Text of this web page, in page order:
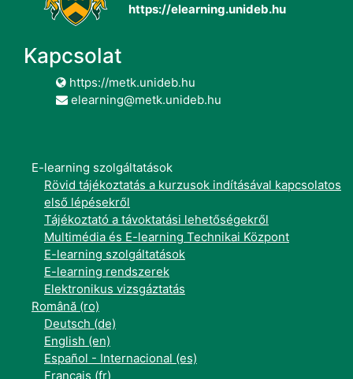
https://elearning.unideb.hu
Kapcsolat
https://metk.unideb.hu
elearning@metk.unideb.hu
E-learning szolgáltatások
Rövid tájékoztatás a kurzusok indításával kapcsolatos
első lépésekről
Tájékoztató a távoktatási lehetőségekről
Multimédia és E-learning Technikai Központ
E-learning szolgáltatások
E-learning rendszerek
Elektronikus vizsgáztatás
Română ‎(ro)‎
Deutsch ‎(de)‎
English ‎(en)‎
Español - Internacional ‎(es)‎
Français ‎(fr)‎